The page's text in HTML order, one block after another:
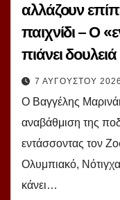
αλλάζουν
παιχνίδι – Ο
πιάνει δουλειά
7 ΑΥΓΟΎΣΤΟΥ 2026
Ο Βαγγέλης
αναβάθμιση της
εντάσσοντας τον
Ολυμπιακό,
κάνει…